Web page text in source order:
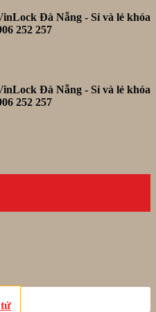
Đà Nẵng - Sỉ và lẻ khóa
252 257
Đà Nẵng - Sỉ và lẻ khóa
252 257
tử